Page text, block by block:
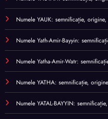
Numele YAUK: semnificație,
Numele Yath-Amir-Bayyin:
Numele Yatha-Amir-Watr:
Numele YATHA: semnificație,
Numele YATAL-BAYYIN: